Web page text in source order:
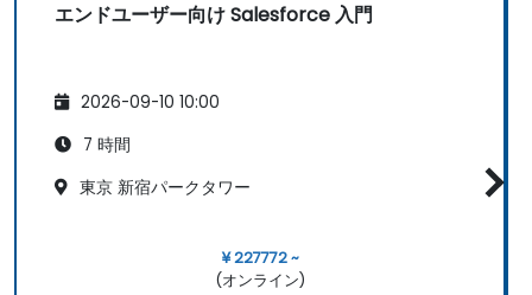
エンドユーザー向け Salesforce 入門
2026-09-10 10:00
7 時間
東京 新宿パークタワー
¥ 227772 ~
(オンライン)